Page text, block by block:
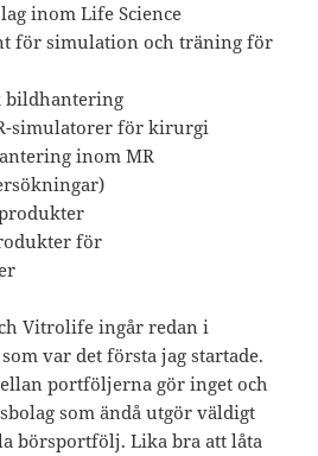
inom Life Science
för simulation och träning för
bildhantering
simulatorer för kirurgi
inom MR
för
Vitrolife ingår redan i
var det första jag startade.
portföljerna gör inget och
som ändå utgör väldigt
börsportfölj. Lika bra att låta